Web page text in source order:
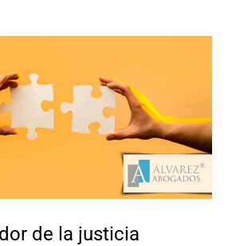
de la justicia